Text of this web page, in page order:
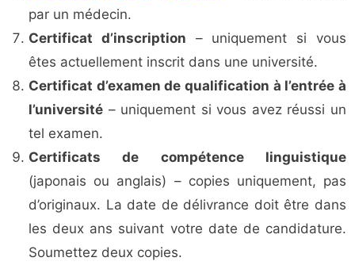
par un médecin.
Certificat d’inscription – uniquement si vous
êtes actuellement inscrit dans une université.
Certificat d’examen de qualification à l’entrée à
l’université – uniquement si vous avez réussi un
tel examen.
Certificats de compétence linguistique
(japonais ou anglais) – copies uniquement, pas
d’originaux. La date de délivrance doit être dans
les deux ans suivant votre date de candidature.
Soumettez deux copies.